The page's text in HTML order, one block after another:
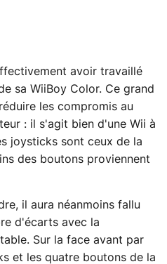
avoir travaillé
sa WiiBoy Color. Ce grand
les compromis au
: il s'agit bien d'une Wii à
joysticks sont ceux de la
des boutons proviennent
il aura néanmoins fallu
d'écarts avec la
Sur la face avant par
et les quatre boutons de la